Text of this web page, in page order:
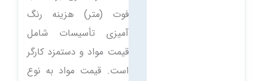
فوت (متر) هزینه رنگ
آمیزی تأسیسات شامل
قیمت مواد و دستمزد کارگر
است. قیمت مواد به نوع